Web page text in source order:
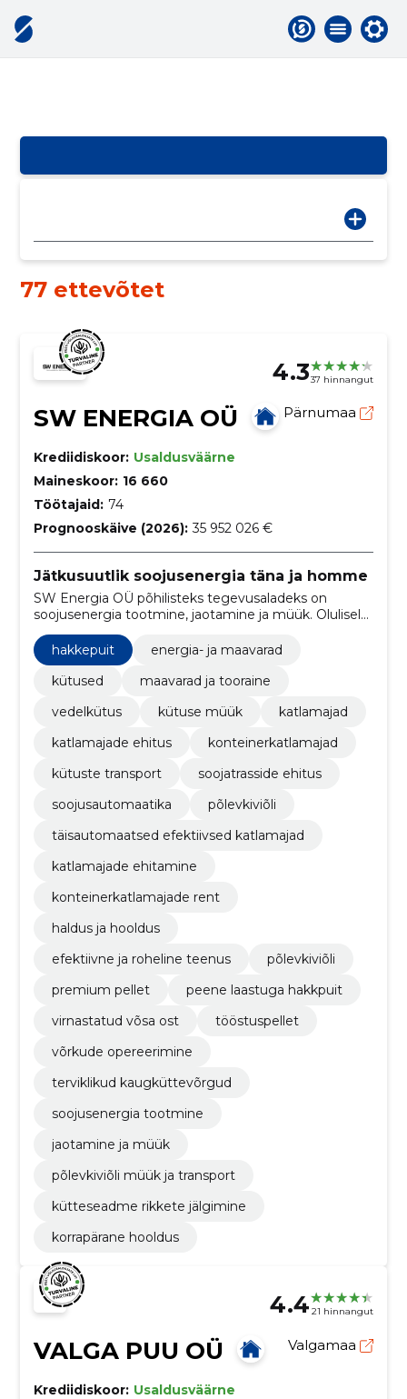
77 ettevõtet
4.337 hinnangut
SW ENERGIA OÜ Pärnumaa
Krediidiskoor: Usaldusväärne
Maineskoor: 16 660
Töötajaid: 74
Prognooskäive (2026): 35 952 026 €
Jätkusuutlik soojusenergia täna ja homme
SW Energia OÜ põhilisteks tegevusaladeks on
soojusenergia tootmine, jaotamine ja müük. Olulisel
kohal on teenuste spetsifitseeritud nõuetele
vastavus ja nende kõrge kvaliteet
hakkepuit
energia- ja maavarad
kütused
maavarad ja tooraine
vedelkütus
kütuse müük
katlamajad
katlamajade ehitus
konteinerkatlamajad
kütuste transport
soojatrasside ehitus
soojusautomaatika
põlevkiviõli
täisautomaatsed efektiivsed katlamajad
katlamajade ehitamine
konteinerkatlamajade rent
haldus ja hooldus
efektiivne ja roheline teenus
põlevkiviõli
premium pellet
peene laastuga hakkpuit
virnastatud võsa ost
tööstuspellet
võrkude opereerimine
terviklikud kaugküttevõrgud
soojusenergia tootmine
jaotamine ja müük
põlevkiviõli müük ja transport
kütteseadme rikkete jälgimine
korrapärane hooldus
4.4 21 hinnangut
VALGA PUU OÜ Valgamaa
Krediidiskoor: Usaldusväärne